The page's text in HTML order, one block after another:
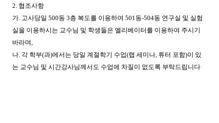
2. 협조사항
가. 고사당일 500동 3층 복도를 이용하여 501동-504동 연구실 및 실험
실을 이용하시는 교수님 및 학생들은 엘리베이터를 이용하여 주시기
바라며,
나. 각 학부(과)에서는 당일 계절학기 수업(랩 세미나, 튜터 포함)이 있
는 교수님 및 시간강사님께서도 수업에 차질이 없도록 부탁드립니다